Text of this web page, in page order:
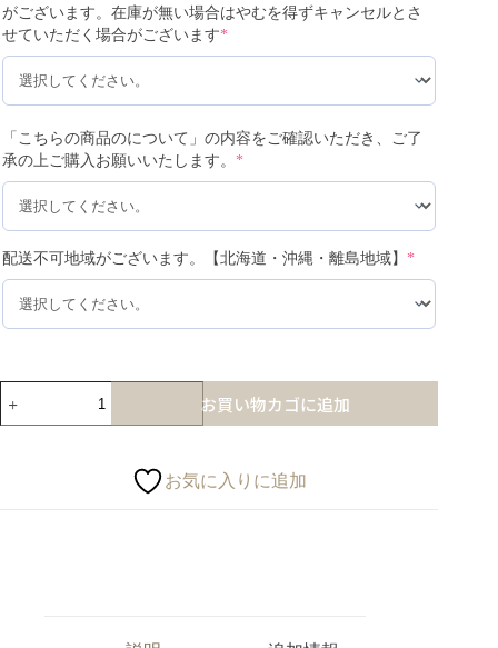
がございます。在庫が無い場合はやむを得ずキャンセルとさ
せていただく場合がございます*
「こちらの商品のについて」の内容をご確認いただき、ご了
承の上ご購入お願いいたします。 *
配送不可地域がございます。【北海道・沖縄・離島地域】 *
お買い物カゴに追加
お気に入りに追加